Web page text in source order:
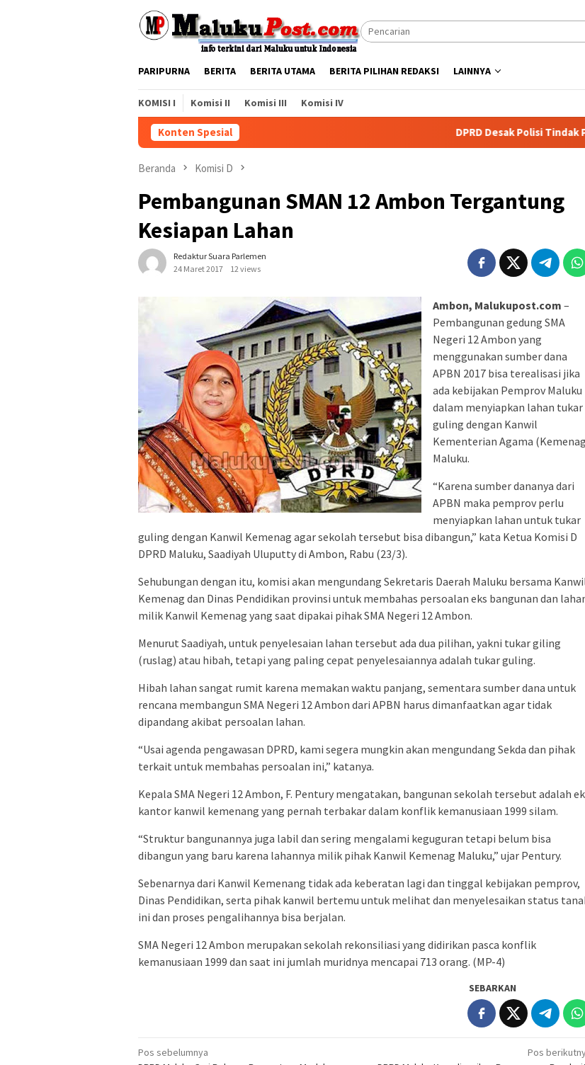
PARIPURNA BERITA BERITA UTAMA BERITA PILIHAN REDAKSI LAINNYA
KOMISI I Komisi II Komisi III Komisi IV
Konten Spesial DPRD Desak Polisi Tindak Pelaku
Beranda Komisi D
Pembangunan SMAN 12 Ambon Tergantung
Kesiapan Lahan
Redaktur Suara Parlemen
24 Maret 2017
12 views
Ambon, Malukupost.com –
Pembangunan gedung SMA
Negeri 12 Ambon yang
menggunakan sumber dana
APBN 2017 bisa terealisasi jika
ada kebijakan Pemprov Maluku
dalam menyiapkan lahan tukar
guling dengan Kanwil
Kementerian Agama
Maluku.
“Karena sumber dananya dari
APBN maka pemprov perlu
menyiapkan lahan untuk tukar
guling dengan Kanwil Kemenag agar sekolah tersebut bisa dibangun,” kata Ketua Komisi D
DPRD Maluku, Saadiyah Uluputty di Ambon, Rabu (23/3).
Sehubungan dengan itu, komisi akan mengundang Sekretaris Daerah Maluku bersama
Kemenag dan Dinas Pendidikan provinsi untuk membahas persoalan eks bangunan dan
milik Kanwil Kemenag yang saat dipakai pihak SMA Negeri 12 Ambon.
Menurut Saadiyah, untuk penyelesaian lahan tersebut ada dua pilihan, yakni tukar giling
(ruslag) atau hibah, tetapi yang paling cepat penyelesaiannya adalah tukar guling.
Hibah lahan sangat rumit karena memakan waktu panjang, sementara sumber dana untuk
rencana membangun SMA Negeri 12 Ambon dari APBN harus dimanfaatkan agar tidak
dipandang akibat persoalan lahan.
“Usai agenda pengawasan DPRD, kami segera mungkin akan mengundang Sekda dan pihak
terkait untuk membahas persoalan ini,” katanya.
Kepala SMA Negeri 12 Ambon, F. Pentury mengatakan, bangunan sekolah tersebut adalah
kantor kanwil kemenang yang pernah terbakar dalam konflik kemanusiaan 1999 silam.
“Struktur bangunannya juga labil dan sering mengalami keguguran tetapi belum bisa
dibangun yang baru karena lahannya milik pihak Kanwil Kemenag Maluku,” ujar Pentury.
Sebenarnya dari Kanwil Kemenang tidak ada keberatan lagi dan tinggal kebijakan pemprov,
Dinas Pendidikan, serta pihak kanwil bertemu untuk melihat dan menyelesaikan status
ini dan proses pengalihannya bisa berjalan.
SMA Negeri 12 Ambon merupakan sekolah rekonsiliasi yang didirikan pasca konflik
kemanusiaan 1999 dan saat ini jumlah muridnya mencapai 713 orang. (MP-4)
SEBARKAN
Navigasi
Pos sebelumnya
Pos